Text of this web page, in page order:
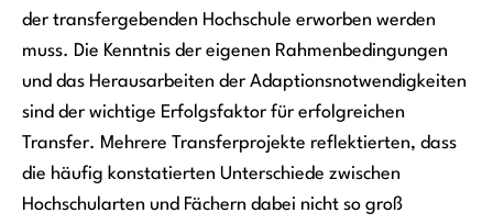
der transfergebenden Hochschule erworben werden
muss. Die Kenntnis der eigenen Rahmenbedingungen
und das Herausarbeiten der Adaptionsnotwendigkeiten
sind der wichtige Erfolgsfaktor für erfolgreichen
Transfer. Mehrere Transferprojekte reflektierten, dass
die häufig konstatierten Unterschiede zwischen
Hochschularten und Fächern dabei nicht so groß